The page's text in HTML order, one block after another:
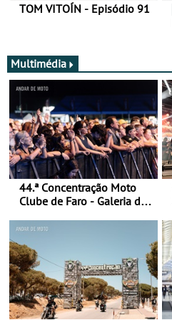
TOM VITOÍN - Episódio 91
Multimédia
44.ª Concentração Moto
Clube de Faro - Galeria de